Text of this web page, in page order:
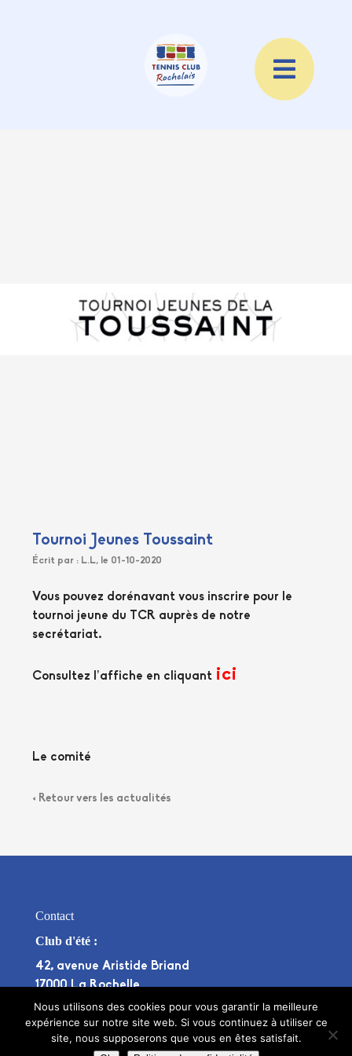
Tournoi Jeunes Toussaint
Écrit par : L.L, le 01-10-2020
Vous pouvez dorénavant vous inscrire pour le
tournoi jeune du TCR auprès de notre
secrétariat.
Consultez l’affiche en cliquant ici
Le comité
< Retour vers les actualités
Contact
Club d'été :
42, avenue Aristide Briand
17000 La Rochelle
Club d'hiver :
Stade Bouffenie, Avenue Pierre de Coubertin
Nous utilisons des cookies pour vous garantir la meilleure
expérience sur notre site web. Si vous continuez à utiliser ce
site, nous supposerons que vous en êtes satisfait.